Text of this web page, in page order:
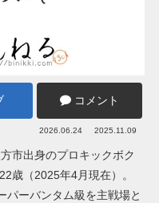
コメント
2026.06.24 2025.11.09
市出身のプロキックボク
歳（2025年4月現在）。
パーバンタム級を主戦場と